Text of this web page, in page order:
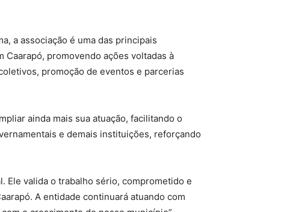
a associação é uma das principais
promovendo ações voltadas à
promoção de eventos e parcerias
ainda mais sua atuação, facilitando o
e demais instituições, reforçando
Ele valida o trabalho sério, comprometido e
A entidade continuará atuando com